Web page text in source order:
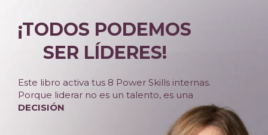
¡TODOS PODEMOS
SER LÍDERES!
Este libro activa tus 8 Power Skills internas.
Porque liderar no es un talento, es una
DECISIÓN